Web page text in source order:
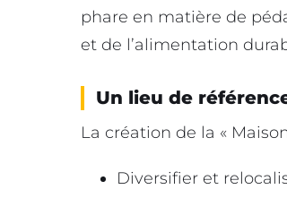
phare en matière de
et de l’alimentation
Un lieu de
La création de la «
Diversifier et